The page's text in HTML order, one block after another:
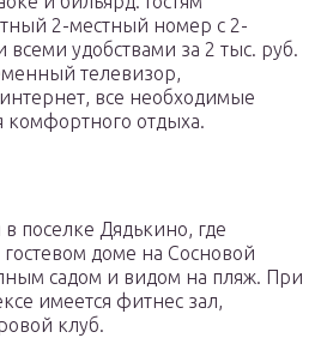
2-местный номер с 2-
всеми удобствами за 2 тыс. руб.
телевизор,
все необходимые
комфортного отдыха.
поселке Дядькино, где
доме на Сосновой
садом и видом на пляж. При
имеется фитнес зал,
клуб.